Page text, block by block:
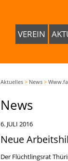
VEREIN
Aktuelles > News >
News
6. JULI 2016
Neue
Der Flüchtlingsrat